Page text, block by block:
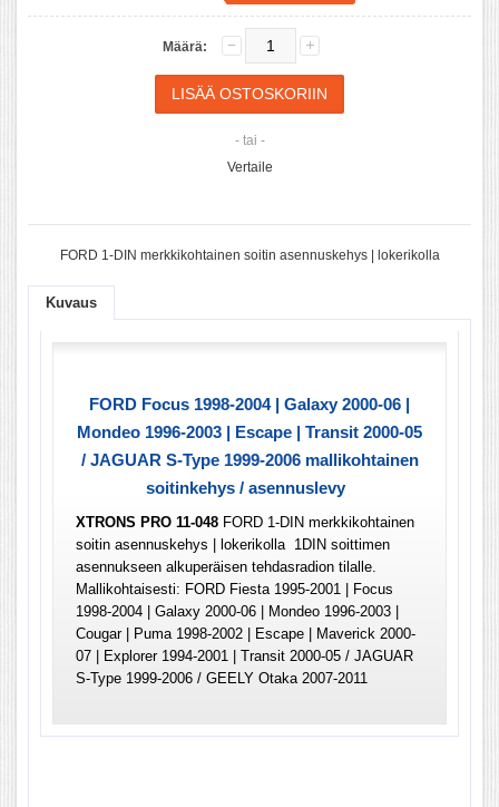
Määrä:
- tai -
Vertaile
FORD 1-DIN merkkikohtainen soitin asennuskehys | lokerikolla
Kuvaus
FORD Focus 1998-2004 | Galaxy 2000-06 |
Mondeo 1996-2003 | Escape | Transit 2000-05
/ JAGUAR S-Type 1999-2006 mallikohtainen
soitinkehys / asennuslevy
XTRONS PRO 11-048 FORD 1-DIN merkkikohtainen
soitin asennuskehys | lokerikolla 1DIN soittimen
asennukseen alkuperäisen tehdasradion tilalle.
Mallikohtaisesti: FORD Fiesta 1995-2001 | Focus
1998-2004 | Galaxy 2000-06 | Mondeo 1996-2003 |
Cougar | Puma 1998-2002 | Escape | Maverick 2000-
07 | Explorer 1994-2001 | Transit 2000-05 / JAGUAR
S-Type 1999-2006 / GEELY Otaka 2007-2011